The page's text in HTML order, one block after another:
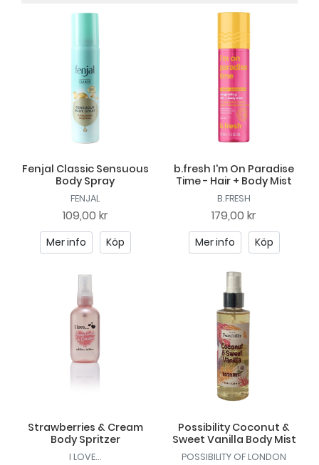
Fenjal Classic Sensuous
Body Spray
FENJAL
109,00 kr
Mer info Köp
b.fresh I'm On Paradise
Time - Hair + Body Mist
B.FRESH
179,00 kr
Mer info Köp
Strawberries & Cream
Body Spritzer
I LOVE...
Possibility Coconut &
Sweet Vanilla Body Mist
POSSIBILITY OF LONDON